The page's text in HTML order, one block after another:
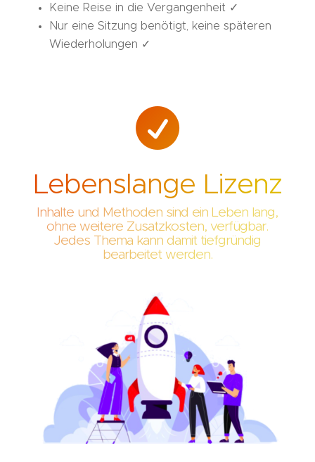
Keine Reise in die Vergangenheit ✓
Nur eine Sitzung benötigt, keine späteren
Wiederholungen ✓

Lebenslange Lizenz
Inhalte und Methoden sind ein Leben lang,
ohne weitere Zusatzkosten, verfügbar.
Jedes Thema kann damit tiefgründig
bearbeitet werden.